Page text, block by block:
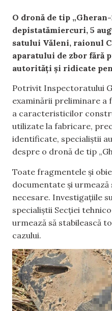
O dronă de tip
depistatămiercuri, 5
satului Văleni, raionul
aparatului de zbor fără
autorități și ridicate
Potrivit Inspectoratului
examinării preliminare
a caracteristicilor
utilizate la fabricare,
identificate, specialiștii
despre o dronă de tip
Toate fragmentele și
documentate și
necesare. Investigațiile
specialiștii Secției
urmează să stabilească
cazului.